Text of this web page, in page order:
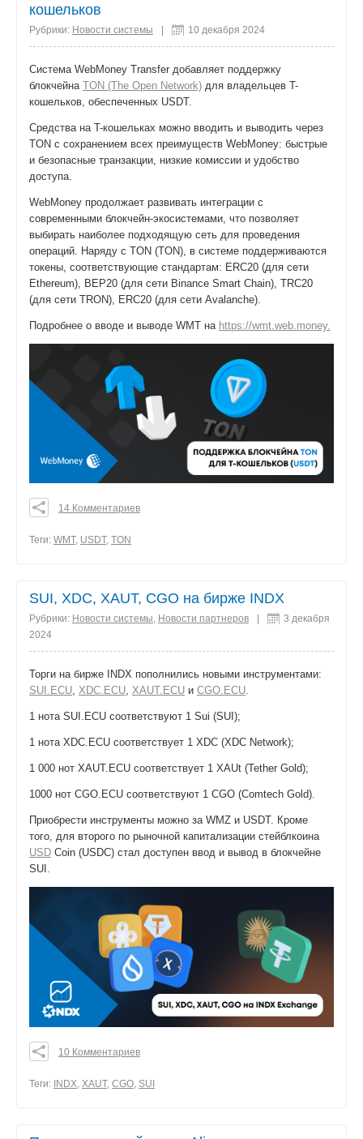
кошельков
Рубрики: Новости системы | 10 декабря 2024
Система WebMoney Transfer добавляет поддержку
блокчейна TON (The Open Network) для владельцев T-
кошельков, обеспеченных USDT.
Средства на T-кошельках можно вводить и выводить через
TON с сохранением всех преимуществ WebMoney: быстрые
и безопасные транзакции, низкие комиссии и удобство
доступа.
WebMoney продолжает развивать интеграции с
современными блокчейн-экосистемами, что позволяет
выбирать наиболее подходящую сеть для проведения
операций. Наряду с TON (TON), в системе поддерживаются
токены, соответствующие стандартам: ERC20 (для сети
Ethereum), BEP20 (для сети Binance Smart Chain), TRC20
(для сети TRON), ERC20 (для сети Avalanche).
Подробнее о вводе и выводе WMT на https://wmt.web.money.
0
14 Комментариев
Теги: WMT, USDT, TON
SUI, XDC, XAUT, CGO на бирже INDX
Рубрики: Новости системы, Новости партнеров
3 декабря
2024
Торги на бирже INDX пополнились новыми инструментами:
SUI.ECU, XDC.ECU, XAUT.ECU и CGO.ECU.
1 нота SUI.ECU соответствуют 1 Sui (SUI);
1 нота XDC.ECU соответствует 1 XDC (XDC Network);
1 000 нот XAUT.ECU соответствует 1 XAUt (Tether Gold);
1000 нот CGO.ECU соответствуют 1 CGO (Comtech Gold).
Приобрести инструменты можно за WMZ и USDT. Кроме
того, для второго по рыночной капитализации стейблкоина
USD Coin (USDC) стал доступен ввод и вывод в блокчейне
SUI.
0
10 Комментариев
Теги: INDX, XAUT, CGO, SUI